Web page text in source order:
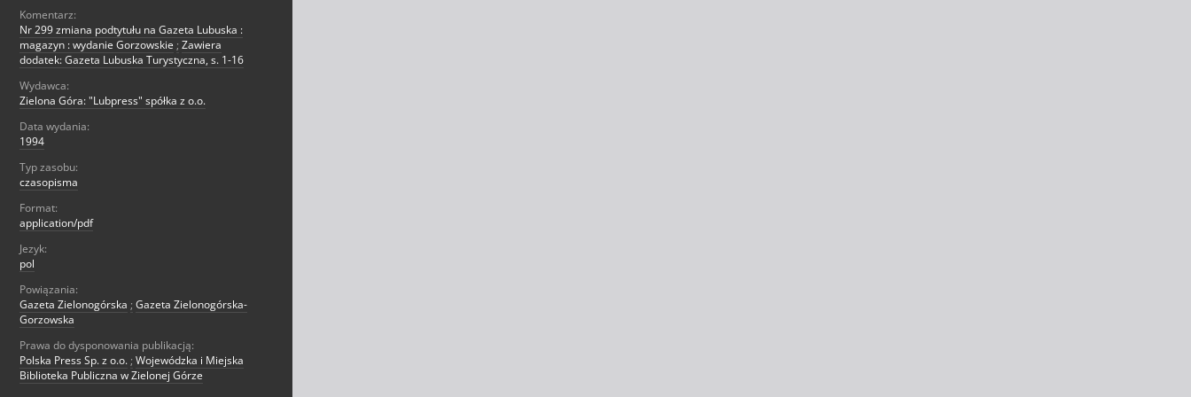
Komentarz:
Nr 299 zmiana podtytułu na Gazeta Lubuska :
magazyn : wydanie Gorzowskie ; Zawiera
dodatek: Gazeta Lubuska Turystyczna, s. 1-16
Wydawca:
Zielona Góra: "Lubpress" spółka z o.o.
Data wydania:
1994
Typ zasobu:
czasopisma
Format:
application/pdf
Jezyk:
pol
Powiązania:
Gazeta Zielonogórska ; Gazeta Zielonogórska-
Gorzowska
Prawa do dysponowania publikacją:
Polska Press Sp. z o.o. ; Wojewódzka i Miejska
Biblioteka Publiczna w Zielonej Górze